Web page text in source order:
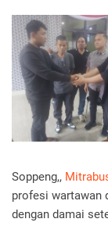
Soppeng,,
profesi wartawan
dengan damai